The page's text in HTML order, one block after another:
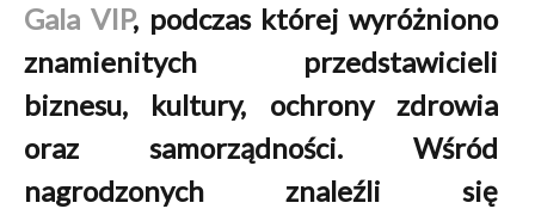
Gala VIP, podczas której wyróżniono
znamienitych przedstawicieli
biznesu, kultury, ochrony zdrowia
oraz samorządności. Wśród
nagrodzonych znaleźli się